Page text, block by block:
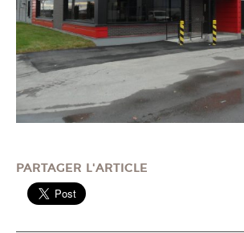
PARTAGER L'ARTICLE